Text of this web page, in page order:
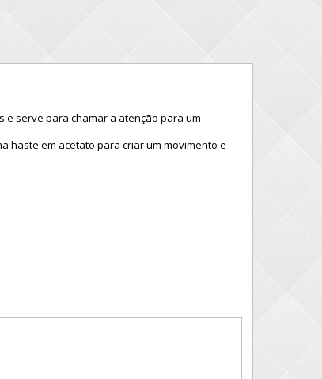
e serve para chamar a atenção para um
haste em acetato para criar um movimento e